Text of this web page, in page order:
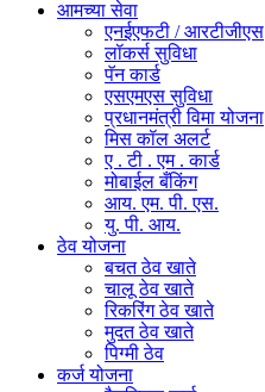
आमच्या सेवा
एनईएफटी / आरटीजीएस
लॉकर्स सुविधा
पॅन कार्ड
एसएमएस सुविधा
प्रधानमंत्री विमा योजना
मिस कॉल अलर्ट
ए . टी . एम . कार्ड
मोबाईल बँकिंग
आय. एम. पी. एस.
यु. पी. आय.
ठेव योजना
बचत ठेव खाते
चालू ठेव खाते
रिकरिंग ठेव खाते
मुदत ठेव खाते
पिग्मी ठेव
कर्ज योजना